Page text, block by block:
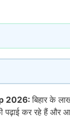
2026:बिहार के
पढ़ाई कर रहे हैं